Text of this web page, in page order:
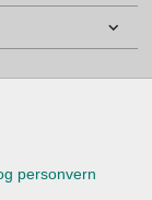
personvern